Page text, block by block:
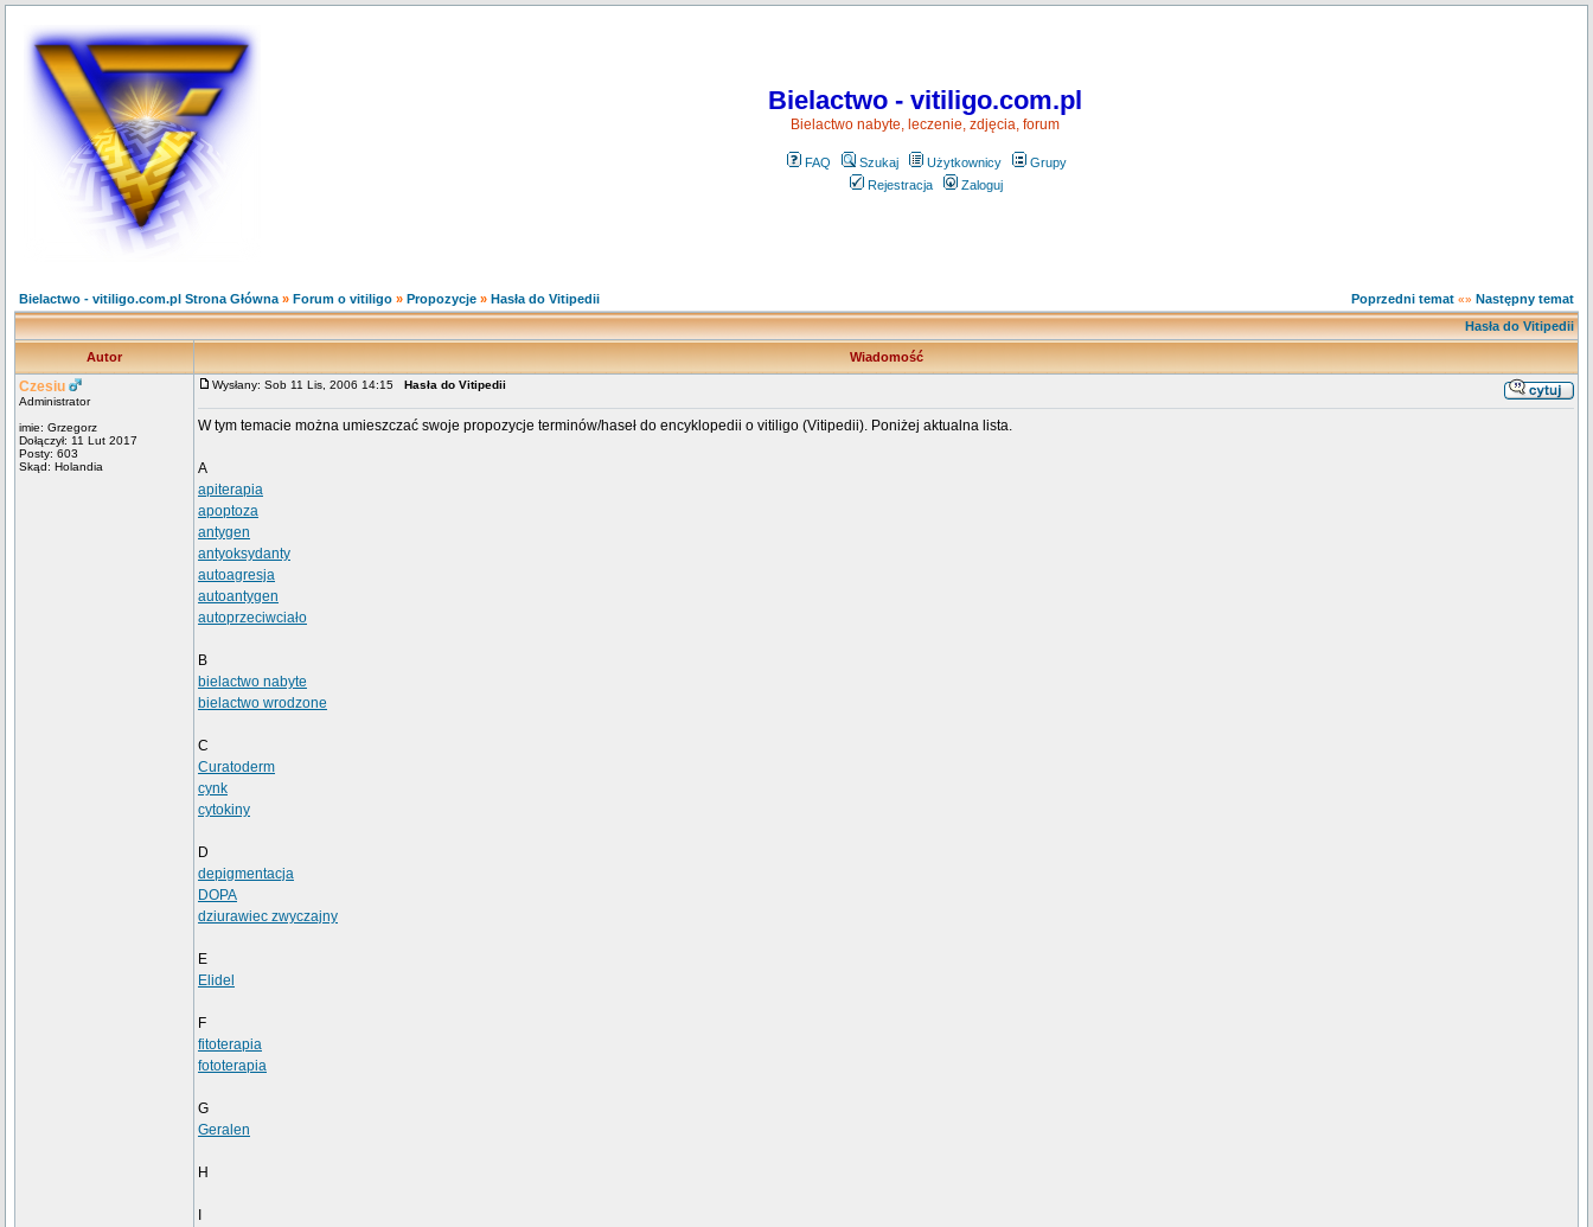
Bielactwo - vitiligo.com.pl
Bielactwo nabyte, leczenie, zdjęcia, forum
FAQ Szukaj Użytkownicy
Grupy
Rejestracja
Zaloguj
Bielactwo - vitiligo.com.pl Strona Główna » Forum o vitiligo » Propozycje » Hasła do Vitipedii Poprzedni temat «» Następny temat
Hasła do Vitipedii
Autor Wiadomość
Czesiu
Administrator
imie: Grzegorz
Dołączył: 11 Lut 2017
Posty: 603
Skąd: Holandia
Wysłany: Sob 11 Lis, 2006 14:15 Hasła do Vitipedii
W tym temacie można umieszczać swoje propozycje terminów/haseł do encyklopedii o vitiligo (Vitipedii). Poniżej aktualna lista.
A
apiterapia
apoptoza
antygen
antyoksydanty
autoagresja
autoantygen
autoprzeciwciało
B
bielactwo nabyte
bielactwo wrodzone
C
Curatoderm
cynk
cytokiny
D
depigmentacja
DOPA
dziurawiec zwyczajny
E
Elidel
F
fitoterapia
fototerapia
G
Geralen
H